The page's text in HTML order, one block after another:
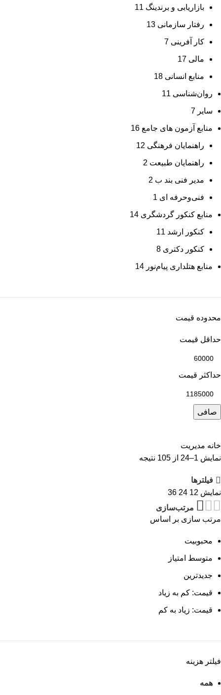
بازاریابی و برندینگ 11
رفتار سازمانی 13
کار آفرینی 7
مالی 17
منابع انسانی 18
روان‌شناسی 11
سایر 7
منابع آزمون های جامع 16
راهنمایان فرهنگی 12
راهنمایان طبیعت 2
مدیر فنی بند ب 2
فنی‌وحرفه‌ ای 1
منابع کنکور گردشگری 14
کنکور ارشد 11
کنکور دکتری 8
منابع هتلداری پیام‌نور 14
محدوده قیمت
حداقل قیمت
حداكثر قيمت
صافی
خانه مدیریت
نمایش 1–24 از 105 نتیجه
فیلترها
نمایش 12
24
36
مرتب‌سازی
مرتب سازی بر اساس
محبوبیت
متوسط امتیاز
جدیدترین
قیمت: کم به زیاد
قیمت: زیاد به کم
فیلتر هزینه
همه